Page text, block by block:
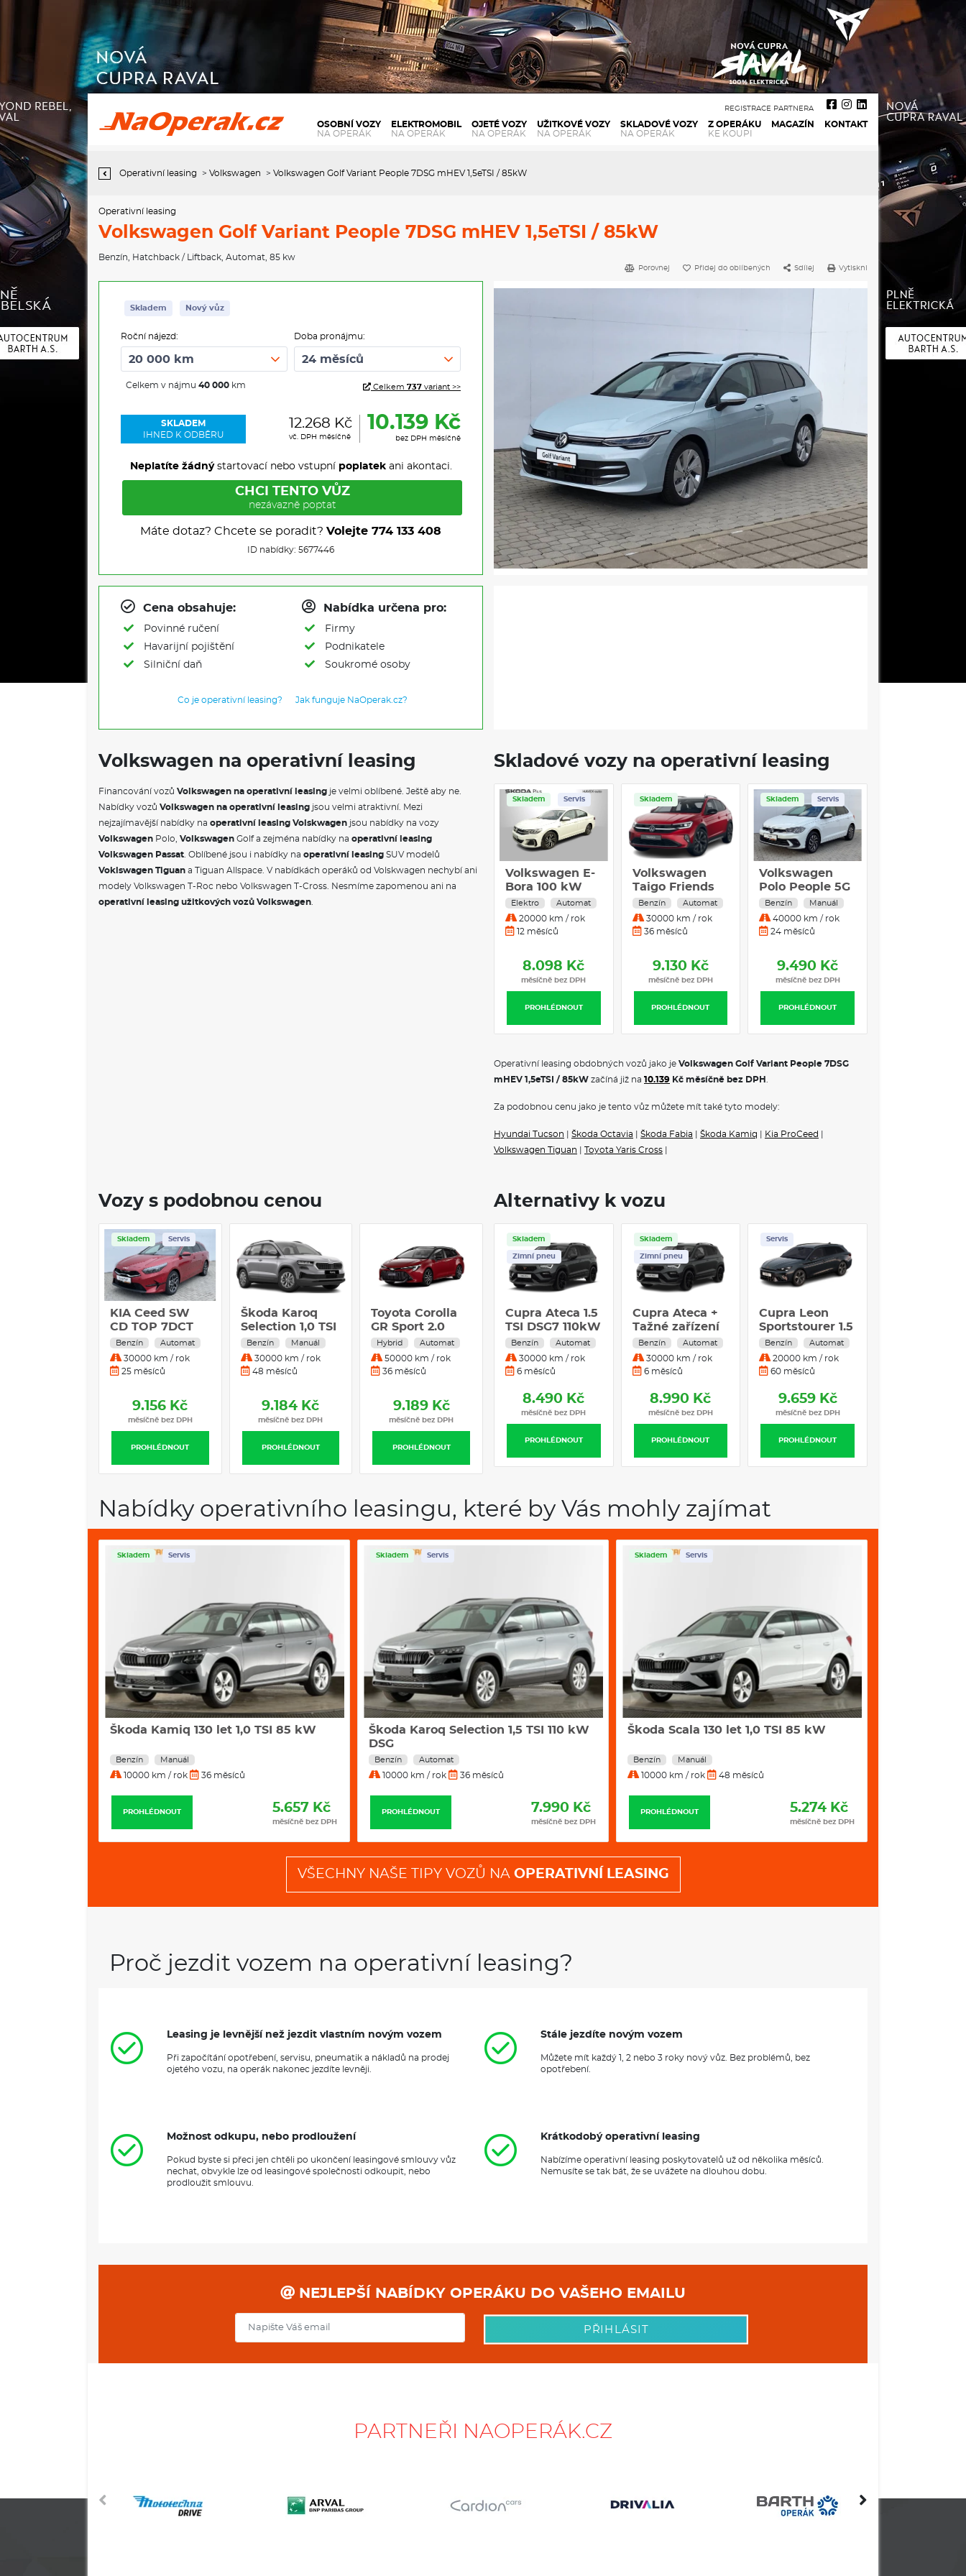
Operativní leasing Volkswagen Golf Variant People 7DSG mHEV
1,5eTSI / 85kW
OSOBNÍ VOZY
NA OPERÁK
ELEKTROMOBIL
NA OPERÁK
OJETÉ VOZY
NA OPERÁK
UŽITKOVÉ VOZY
NA OPERÁK
SKLADOVÉ VOZY
NA OPERÁK
Z OPERÁKU
KE KOUPI
MAGAZÍN KONTAKT
REGISTRACE PARTNERA
Operativní leasing > Volkswagen > Volkswagen Golf Variant People 7DSG mHEV 1,5eTSI / 85kW
Operativní leasing
Volkswagen Golf Variant People 7DSG mHEV 1,5eTSI / 85kW
Benzín Hatchback / Liftback Automat , 85 kw
Porovnej Přidej do oblíbených Sdílej Vytiskni
Skladem Nový vůz
Roční nájezd:
Celkem v nájmu 40 000 km
Doba pronájmu:
Celkem 737 variant >>
SKLADEM
IHNED K ODBĚRU
12.268 Kč
vč. DPH měsíčně
10.139 Kč
bez DPH měsíčně
Neplatíte žádnýstartovací nebo vstupní poplatekani akontaci.
CHCI TENTO VŮZ
nezávazně poptat
Máte dotaz? Chcete se poradit? Volejte 774 133 408
ID nabídky: 5677446
Cena obsahuje:
Povinné ručení
Havarijní pojištění
Silniční daň
Nabídka určena pro:
Firmy
Podnikatele
Soukromé osoby
Co je operativní leasing? Jak funguje NaOperak.cz?
Volkswagen na operativní leasing
Financování vozů Volkswagen na operativní leasing je velmi oblíbené. Ještě aby ne.
Nabídky vozů Volkswagen na operativní leasing jsou velmi atraktivní. Mezi
nejzajímavější nabídky na operativní leasing Volskwagen jsou nabídky na vozy
Volkswagen Polo, Volkswagen Golf a zejména nabídky na operativní leasing
Volkswagen Passat . Oblíbené jsou i nabídky na operativní leasing SUV modelů
Voklswagen Tiguan a Tiguan Allspace. V nabídkách operáků od Volskwagen nechybí ani
modely Volkswagen T-Roc nebo Volkswagen T-Cross. Nesmíme zapomenou ani na
operativní leasing užitkových vozů Volkswagen
Skladové vozy na operativní leasing
Skladem Servis
Volkswagen E-
Bora 100 kW
DSG
Elektro Automat
20000 km / rok
12 měsíců
PROHLÉDNOUT
8.098 Kč
měsíčně bez DPH
Skladem
Volkswagen
Taigo Friends
1,0 TSI
Benzín Automat
30000 km / rok
36 měsíců
PROHLÉDNOUT
9.130 Kč
měsíčně bez DPH
Skladem Servis
Volkswagen
Polo People 5G
1,0TSI / 70kW
Benzín Manuál
40000 km / rok
24 měsíců
PROHLÉDNOUT
9.490 Kč
měsíčně bez DPH
Operativní leasing obdobných vozů jako je Volkswagen Golf Variant People 7DSG
mHEV 1,5eTSI / 85kW začíná již na 10.139 Kč měsíčně bez DPH
Za podobnou cenu jako je tento vůz můžete mít také tyto modely:
Hyundai Tucson Škoda Octavia Škoda Fabia Škoda Kamiq Kia ProCeed
Volkswagen Tiguan
Toyota Yaris Cross
Vozy s podobnou cenou
Skladem Servis
KIA Ceed SW
CD TOP 7DCT
1,5 T-GDi /
103kW
Benzín Automat
30000 km / rok
25 měsíců
PROHLÉDNOUT
9.156 Kč
měsíčně bez DPH
Škoda Karoq
Selection 1,0 TSI
Benzín Manuál
30000 km / rok
48 měsíců
PROHLÉDNOUT
9.184 Kč
měsíčně bez DPH
Toyota Corolla
GR Sport 2.0
Hybrid 131 kW
Hybridní
Automatická
Hybrid Automat
50000 km / rok
36 měsíců
PROHLÉDNOUT
9.189 Kč
měsíčně bez DPH
Skladem
KIA K4 1,6 T-GDI
GPF 7DCT TOP
110kW
Benzín Automat
30000 km / rok
36 měsíců
9.195 Kč
Alternativy k vozu
Skladem
Zimní pneu
Cupra Ateca 1.5
TSI DSG7 110kW
4x2
Benzín Automat
30000 km / rok
6 měsíců
PROHLÉDNOUT
8.490 Kč
měsíčně bez DPH
Skladem
Zimní pneu
Cupra Ateca +
Tažné zařízení
1.5 TSI DSG7
110kW 4x2
Benzín Automat
30000 km / rok
6 měsíců
PROHLÉDNOUT
8.990 Kč
měsíčně bez DPH
Servis
Cupra Leon
Sportstourer 1.5
eTSI 110 kW
Benzín
Automatická
Benzín Automat
20000 km / rok
60 měsíců
PROHLÉDNOUT
9.659 Kč
měsíčně bez DPH
Nabídky operativního leasingu, které by Vás mohly zajímat
Skladem Servis
Škoda Kamiq 130 let 1,0 TSI 85 kW
Benzín Manuál
10000 km / rok 36 měsíců
PROHLÉDNOUT 5.657 Kč
měsíčně bez DPH
Skladem Servis
Škoda Karoq Selection 1,5 TSI 110 kW
DSG
Benzín Automat
10000 km / rok 36 měsíců
PROHLÉDNOUT 7.990 Kč
měsíčně bez DPH
Skladem Servis
Škoda Scala 130 let 1,0 TSI 85 kW
Benzín Manuál
10000 km / rok 48 měsíců
PROHLÉDNOUT 5.274 Kč
měsíčně bez DPH
VŠECHNY NAŠE TIPY VOZŮ NA OPERATIVNÍ LEASING
Proč jezdit vozem na operativní leasing?
Leasing je levnější než jezdit vlastním novým vozem
Při započítání opotřebení, servisu, pneumatik a nákladů na prodej
ojetého vozu, na operák nakonec jezdíte levněji.
Stále jezdíte novým vozem
Můžete mít každý 1, 2 nebo 3 roky nový vůz. Bez problémů, bez
opotřebení.
Možnost odkupu, nebo prodloužení
Pokud byste si přeci jen chtěli po ukončení leasingové smlouvy vůz
nechat, obvykle lze od leasingové společnosti odkoupit, nebo
prodloužit smlouvu.
Krátkodobý operativní leasing
Nabízíme operativní leasing poskytovatelů už od několika měsíců.
Nemusíte se tak bát, že se uvážete na dlouhou dobu.
NEJLEPŠÍ NABÍDKY OPERÁKU DO VAŠEHO EMAILU
PŘIHLÁSIT
PARTNEŘI NAOPERÁK.CZ